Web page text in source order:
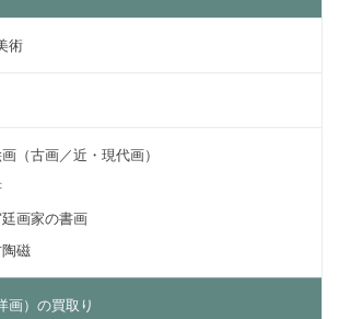
術
（古画／近・現代画）
画家の書画
磁
画）の買取り